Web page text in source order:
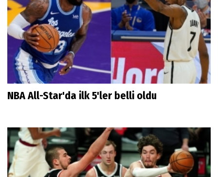
NBA All-Star'da ilk 5'ler belli oldu